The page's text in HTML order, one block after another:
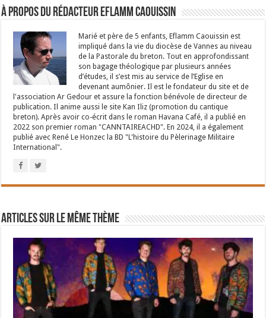
À propos du rédacteur Eflamm Caouissin
Marié et père de 5 enfants, Eflamm Caouissin est
impliqué dans la vie du diocèse de Vannes au niveau
de la Pastorale du breton. Tout en approfondissant
son bagage théologique par plusieurs années
d’études, il s’est mis au service de l’Eglise en
devenant aumônier. Il est le fondateur du site et de
l'association Ar Gedour et assure la fonction bénévole de directeur de
publication. Il anime aussi le site Kan Iliz (promotion du cantique
breton). Après avoir co-écrit dans le roman Havana Café, il a publié en
2022 son premier roman "CANNTAIREACHD". En 2024, il a également
publié avec René Le Honzec la BD "L'histoire du Pèlerinage Militaire
International".
Articles sur le même thème